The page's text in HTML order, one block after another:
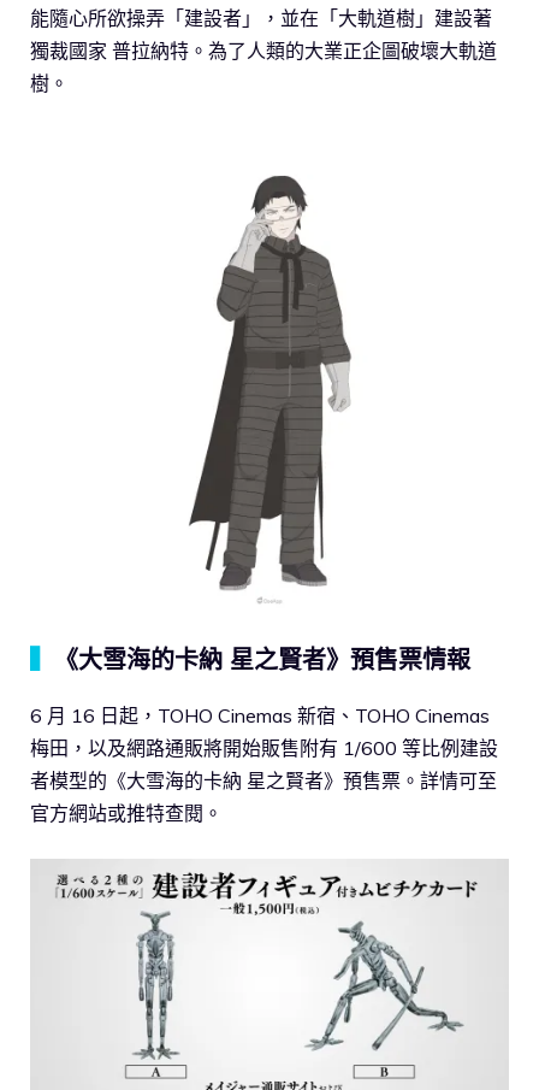
能隨心所欲操弄「建設者」，並在「大軌道樹」建設著
獨裁國家 普拉納特。為了人類的大業正企圖破壞大軌道
樹。
《大雪海的卡納 星之賢者》預售票情報
6 月 16 日起，TOHO Cinemas 新宿、TOHO Cinemas
梅田，以及網路通販將開始販售附有 1/600 等比例建設
者模型的《大雪海的卡納 星之賢者》預售票。詳情可至
官方網站或推特查閱。